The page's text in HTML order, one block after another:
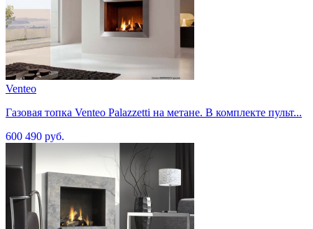
Venteo
Газовая топка Venteo Palazzetti на метане. В комплекте пульт...
600 490 руб.